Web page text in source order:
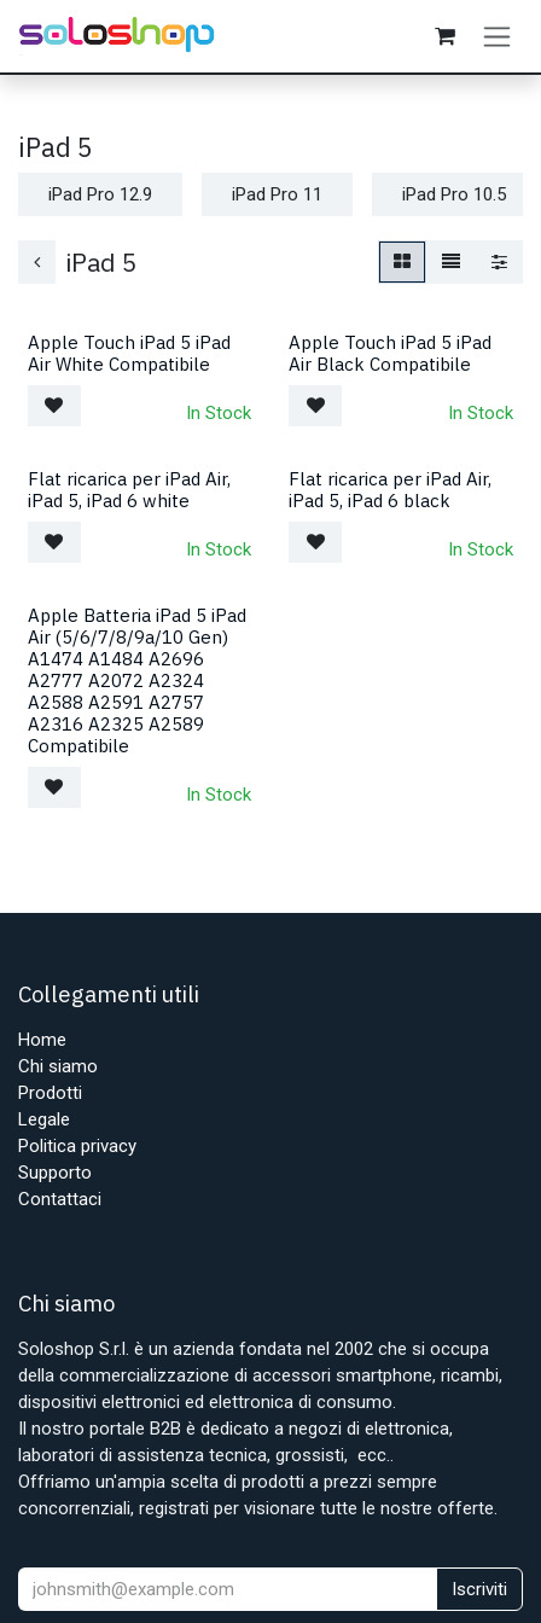
Passa al contenuto
iPad 5
iPad Pro 12.9 iPad Pro 11 iPad Pro 10.5
iPad 5
Apple Touch iPad 5 iPad
Air White Compatibile
In Stock
Apple Touch iPad 5 iPad
Air Black Compatibile
In Stock
Flat ricarica per iPad Air,
iPad 5, iPad 6 white
In Stock
Flat ricarica per iPad Air,
iPad 5, iPad 6 black
In Stock
Apple Batteria iPad 5 iPad
Air (5/6/7/8/9a/10 Gen)
A1474 A1484 A2696
A2777 A2072 A2324
A2588 A2591 A2757
A2316 A2325 A2589
Compatibile
In Stock
Collegamenti utili
Home
Chi siamo
Prodotti
Legale
Politica privacy
Supporto
Contattaci
Chi siamo
Soloshop S.r.l. è un azienda fondata nel 2002 che si occupa
della commercializzazione di accessori smartphone, ricambi,
dispositivi elettronici ed elettronica di consumo.
Il nostro portale B2B è dedicato a negozi di elettronica,
laboratori di assistenza tecnica, grossisti, ecc..
Offriamo un'ampia scelta di prodotti a prezzi sempre
concorrenziali, registrati per visionare tutte le nostre offerte.
Iscriviti